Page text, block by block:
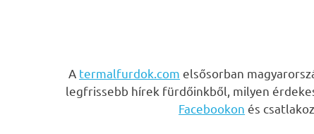
A termalfurdok.com elsősorban
legfrissebb hírek fürdőinkből, milyen
Facebookon és